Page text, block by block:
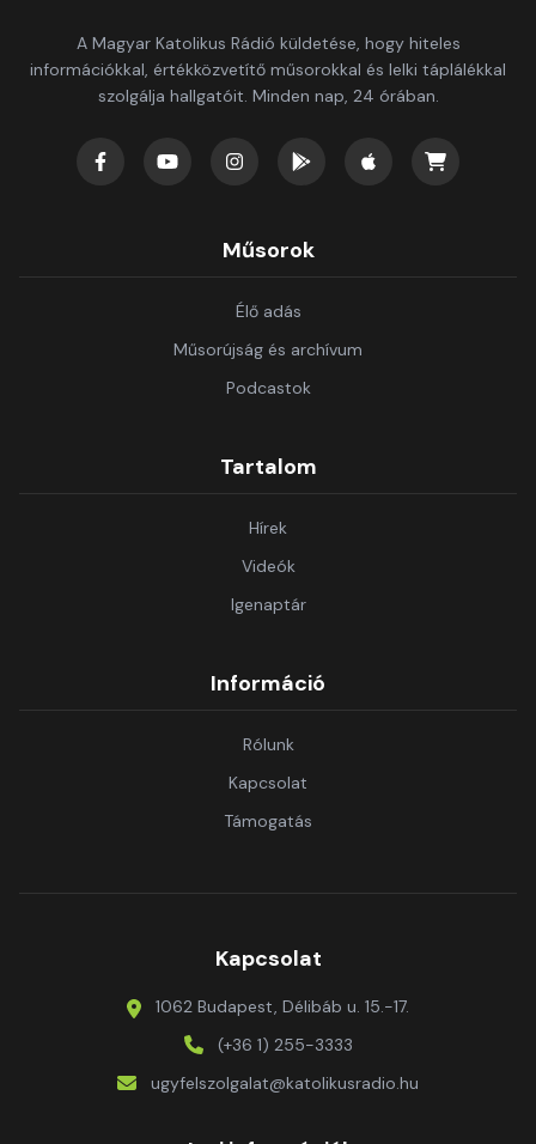
A Magyar Katolikus Rádió küldetése, hogy hiteles
információkkal, értékközvetítő műsorokkal és lelki táplálékkal
szolgálja hallgatóit. Minden nap, 24 órában.
Műsorok
Élő adás
Műsorújság és archívum
Podcastok
Tartalom
Hírek
Videók
Igenaptár
Információ
Rólunk
Kapcsolat
Támogatás
Kapcsolat
1062 Budapest, Délibáb u. 15.-17.
(+36 1) 255-3333
ugyfelszolgalat@katolikusradio.hu